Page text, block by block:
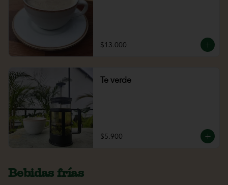
$13.000
Te verde
$5.900
Bebidas frías